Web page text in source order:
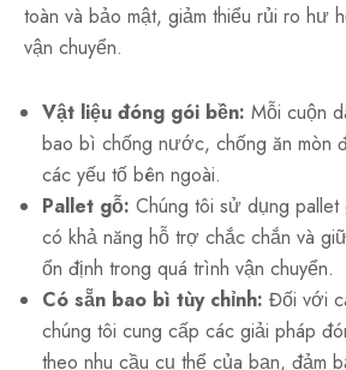
toàn và bảo mật, giảm thiểu rủi ro hư
vận chuyển.
Vật liệu đóng gói bền: Mỗi cuộn
bao bì chống nước, chống ăn mòn
các yếu tố bên ngoài.
Pallet gỗ: Chúng tôi sử dụng
có khả năng hỗ trợ chắc chắn và
ổn định trong quá trình vận chuyển.
Có sẵn bao bì tùy chỉnh: Đối với
chúng tôi cung cấp các giải pháp
theo nhu cầu cụ thể của bạn, đảm